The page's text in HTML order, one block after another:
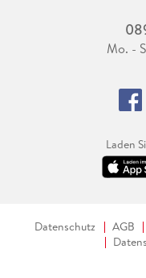
Mo. -
Laden
Datenschutz AGB